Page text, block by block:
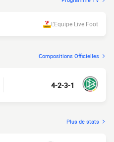
L’Equipe Live Foot
Compositions Officielles
4-2-3-1
Plus de stats